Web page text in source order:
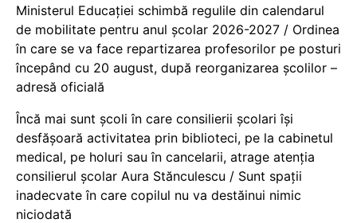
Ministerul Educației schimbă regulile din calendarul
de mobilitate pentru anul școlar 2026-2027 / Ordinea
în care se va face repartizarea profesorilor pe posturi
începând cu 20 august, după reorganizarea școlilor –
adresă oficială
Încă mai sunt școli în care consilierii școlari își
desfășoară activitatea prin biblioteci, pe la cabinetul
medical, pe holuri sau în cancelarii, atrage atenția
consilierul școlar Aura Stănculescu / Sunt spații
inadecvate în care copilul nu va destăinui nimic
niciodată